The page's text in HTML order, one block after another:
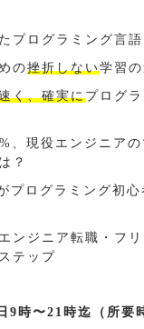
プログラミング言語
の挫折しない学習
く、確実にプログ
、現役エンジニアの
？
プログラミング初
ンジニア転職・フ
テップ
9時〜21時迄（所要